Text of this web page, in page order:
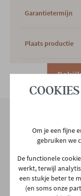
Garantietermijn
Plaats productie
Outdoor
Hoofdkleur
Hoofdmateriaal
Om je een fijne
gebruiken we
De functionele
werkt, terwijl
een stukje beter te
(en soms onze